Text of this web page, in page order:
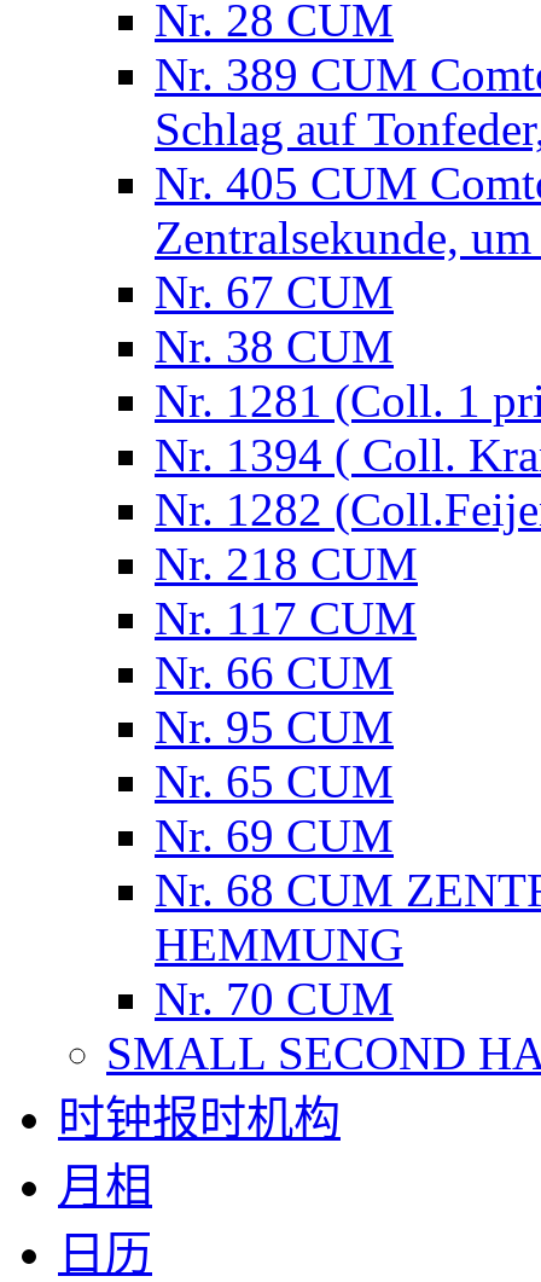
Nr. 28 CUM
Nr. 389 CUM
Schlag auf
Nr. 405 CUM
Zentralsekunde,
Nr. 67 CUM
Nr. 38 CUM
Nr. 1281 (Coll. 1
Nr. 1394 ( Coll.
Nr. 1282
Nr. 218 CUM
Nr. 117 CUM
Nr. 66 CUM
Nr. 95 CUM
Nr. 65 CUM
Nr. 69 CUM
Nr. 68 CUM
HEMMUNG
Nr. 70 CUM
SMALL SECOND
时钟报时机构
月相
日历